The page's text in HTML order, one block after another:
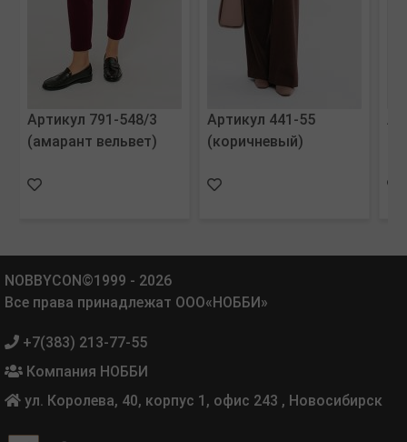
Артикул 791-548/3
(амарант вельвет)
Артикул 441-55
(коричневый)
NOBBYCON©1999 - 2026
Все права принадлежат ООО«НОББИ»
+7(383) 213-77-55
Компания НОББИ
ул. Королева, 40, корпус 1, офис 243 , Новосибирск